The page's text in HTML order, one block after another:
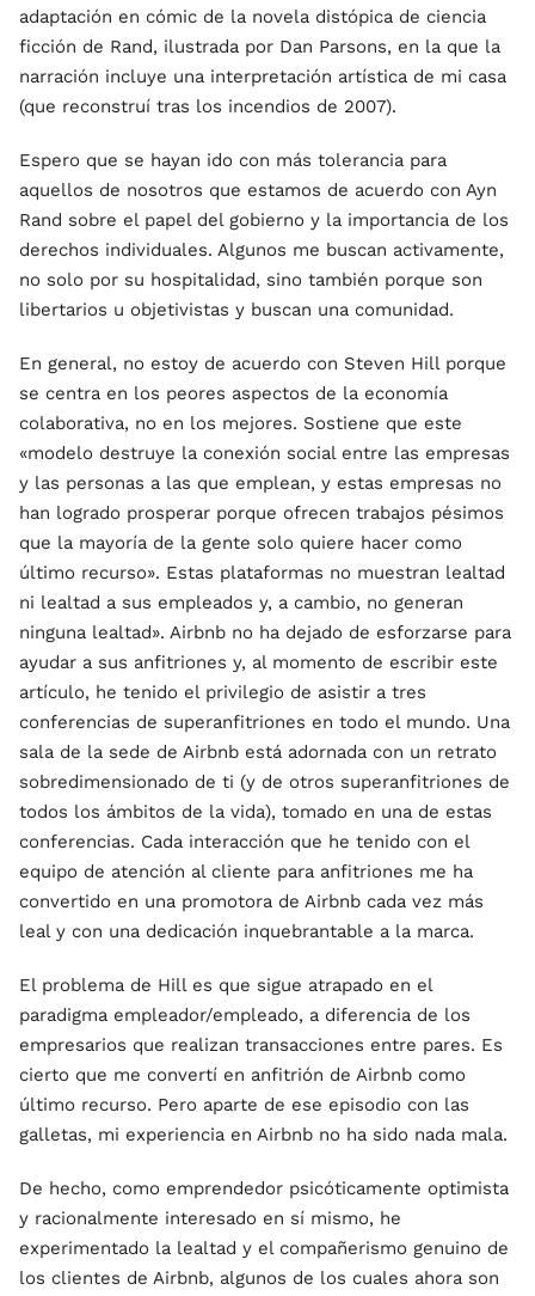
adaptación en cómic de la novela distópica de ciencia
ficción de Rand, ilustrada por Dan Parsons, en la que la
narración incluye una interpretación artística de mi casa
(que reconstruí tras los incendios de 2007).
Espero que se hayan ido con más tolerancia para
aquellos de nosotros que estamos de acuerdo con Ayn
Rand sobre el papel del gobierno y la importancia de los
derechos individuales. Algunos me buscan activamente,
no solo por su hospitalidad, sino también porque son
libertarios u objetivistas y buscan una comunidad.
En general, no estoy de acuerdo con Steven Hill porque
se centra en los peores aspectos de la economía
colaborativa, no en los mejores. Sostiene que este
«modelo destruye la conexión social entre las empresas
y las personas a las que emplean, y estas empresas no
han logrado prosperar porque ofrecen trabajos pésimos
que la mayoría de la gente solo quiere hacer como
último recurso». Estas plataformas no muestran lealtad
ni lealtad a sus empleados y, a cambio, no generan
ninguna lealtad». Airbnb no ha dejado de esforzarse para
ayudar a sus anfitriones y, al momento de escribir este
artículo, he tenido el privilegio de asistir a tres
conferencias de superanfitriones en todo el mundo. Una
sala de la sede de Airbnb está adornada con un retrato
sobredimensionado de ti (y de otros superanfitriones de
todos los ámbitos de la vida), tomado en una de estas
conferencias. Cada interacción que he tenido con el
equipo de atención al cliente para anfitriones me ha
convertido en una promotora de Airbnb cada vez más
leal y con una dedicación inquebrantable a la marca.
El problema de Hill es que sigue atrapado en el
paradigma empleador/empleado, a diferencia de los
empresarios que realizan transacciones entre pares. Es
cierto que me convertí en anfitrión de Airbnb como
último recurso. Pero aparte de ese episodio con las
galletas, mi experiencia en Airbnb no ha sido nada mala.
De hecho, como emprendedor psicóticamente optimista
y racionalmente interesado en sí mismo, he
experimentado la lealtad y el compañerismo genuino de
los clientes de Airbnb, algunos de los cuales ahora son